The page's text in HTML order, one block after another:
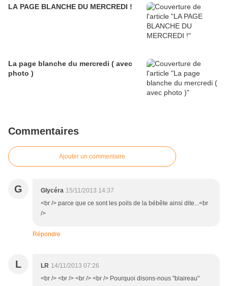
LA PAGE BLANCHE DU MERCREDI !
La page blanche du mercredi ( avec
photo )
Commentaires
Ajouter un commentaire
G Glycéra 15/11/2013 14:37
<br /> parce que ce sont les poils de la bébête ainsi dite...<br
/>
Répondre
L LR 14/11/2013 07:26
<br /> <br /> <br /> <br /> Pourquoi disons-nous "blaireau"